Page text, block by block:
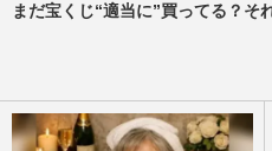
まだ宝くじ“適当に”買ってる？そ